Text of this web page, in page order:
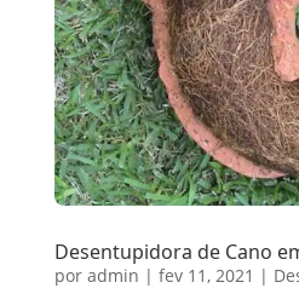
Desentupidora de Cano
por admin | fev 11, 2021 |